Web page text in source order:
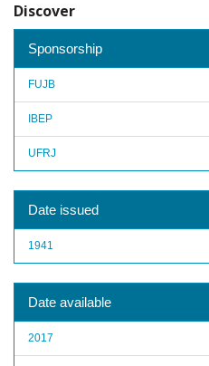
Discover
Sponsorship
FUJB
IBEP
UFRJ
Date issued
1941
Date available
2017